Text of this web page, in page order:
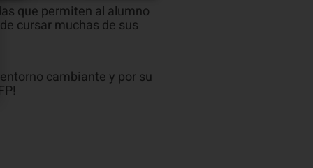
que permiten al alumno
cursar muchas de sus
cambiante y por su